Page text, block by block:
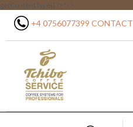
getContentType() ?>" />
+4 0756077399 CONTACT